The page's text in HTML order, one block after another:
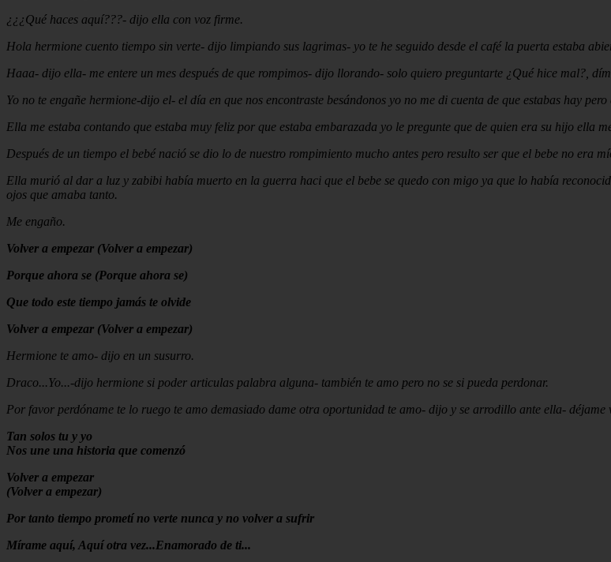
¿¿¿Qué haces aquí???- dijo ella con voz firme.
Hola hermione cuento tiempo sin verte- dijo limpiando sus lagrimas- yo te he seguido desde el café la puerta estaba
Haaa- dijo ella- me entere un mes después de que rompimos- dijo llorando- solo quiero preguntarte ¿Qué hice mal?,
Yo no te engañe hermione-dijo el- el día en que nos encontraste besándonos yo no me di cuenta de que estabas hay
Ella me estaba contando que estaba muy feliz por que estaba embarazada yo le pregunte que de quien era su hijo ella
Después de un tiempo el bebé nació se dio lo de nuestro rompimiento mucho antes pero resulto ser que el bebe no era
Ella murió al dar a luz y zabibi había muerto en la guerra haci que el bebe se quedo con migo ya que lo había
ojos que amaba tanto.
Me engaño.
Volver a empezar (Volver a empezar)
Porque ahora se (Porque ahora se)
Que todo este tiempo jamás te olvide
Volver a empezar (Volver a empezar)
Hermione te amo- dijo en un susurro.
Draco...Yo...-dijo hermione si poder articulas palabra alguna- también te amo pero no se si pueda perdonar.
Por favor perdóname te lo ruego te amo demasiado dame otra oportunidad te amo- dijo y se arrodillo ante ella-
Tan solos tu y yo
Nos une una historia que comenzó
Volver a empezar
(Volver a empezar)
Por tanto tiempo prometí no verte nunca y no volver a sufrir
Mírame aquí, Aquí otra vez...Enamorado de ti...